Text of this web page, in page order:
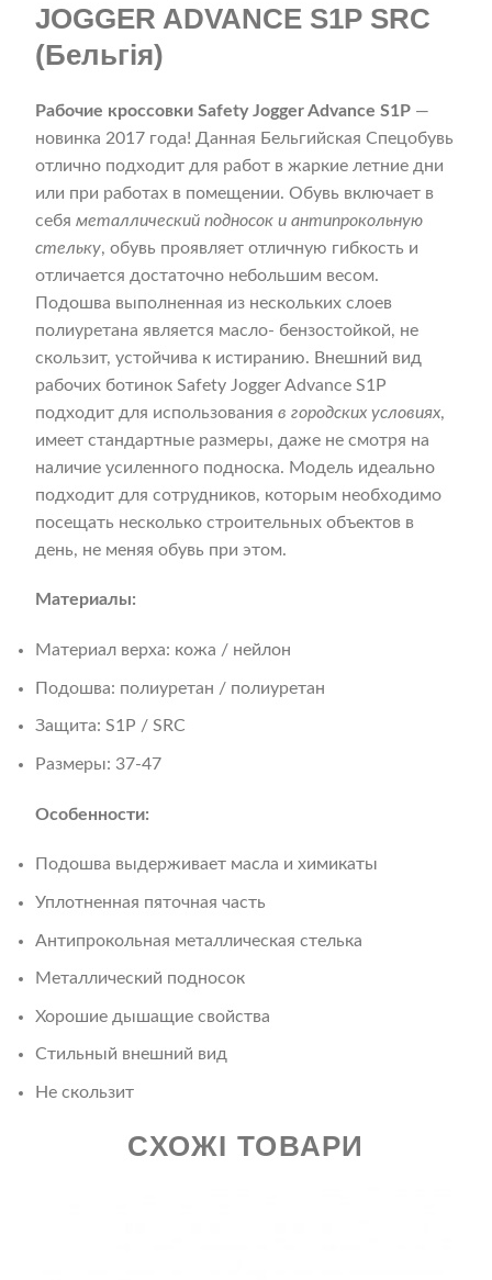
JOGGER ADVANCE S1P SRC
(Бельгія)
Рабочие кроссовки Safety Jogger Advance S1P —
новинка 2017 года! Данная Бельгийская Спецобувь
отлично подходит для работ в жаркие летние дни
или при работах в помещении. Обувь включает в
себяметаллический подносок и антипрокольную
стельку, обувь проявляет отличную гибкость и
отличается достаточно небольшим весом.
Подошва выполненная из нескольких слоев
полиуретана является масло- бензостойкой, не
скользит, устойчива к истиранию. Внешний вид
рабочих ботинок Safety Jogger Advance S1P
подходит для использованияв городских условиях,
имеет стандартные размеры, даже не смотря на
наличие усиленного подноска. Модель идеально
подходит для сотрудников, которым необходимо
посещать несколько строительных объектов в
день, не меняя обувь при этом.
Материалы:
Материал верха: кожа / нейлон
Подошва: полиуретан / полиуретан
Защита: S1P / SRC
Размеры: 37-47
Особенности:
Подошва выдерживает масла и химикаты
Уплотненная пяточная часть
Антипрокольная металлическая стелька
Металлический подносок
Хорошие дышащие свойства
Стильный внешний вид
Не скользит
СХОЖІ ТОВАРИ